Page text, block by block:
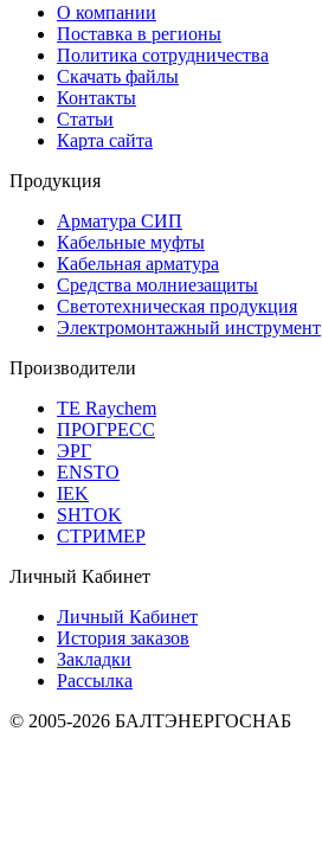
О компании
Поставка в регионы
Политика сотрудничества
Скачать файлы
Контакты
Статьи
Карта сайта
Продукция
Арматура СИП
Кабельные муфты
Кабельная арматура
Средства молниезащиты
Светотехническая продукция
Электромонтажный инструмент
Производители
TE Raychem
ПРОГРЕСС
ЭРГ
ENSTO
IEK
SHTOK
СТРИМЕР
Личный Кабинет
Личный Кабинет
История заказов
Закладки
Рассылка
© 2005-2026 БАЛТЭНЕРГОСНАБ